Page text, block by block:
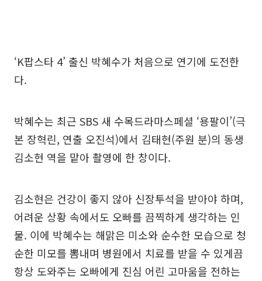
‘K팝스타 4’ 출신 박혜수가 처음으로 연기에 도전한
다.
박혜수는 최근 SBS 새 수목드라마스페셜 ‘용팔이’(극
본 장혁린, 연출 오진석)에서 김태현(주원 분)의 동생
김소현 역을 맡아 촬영에 한 창이다.
김소현은 건강이 좋지 않아 신장투석을 받아야 하며,
어려운 상황 속에서도 오빠를 끔찍하게 생각하는 인
물. 이에 박혜수는 해맑은 미소와 순수한 모습으로 청
순한 미모를 뽐내며 병원에서 치료를 받을 수 있게끔
항상 도와주는 오빠에게 진심 어린 고마움을 전하는